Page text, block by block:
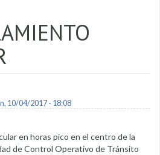
10/04/2017 - 18:08
en horas pico en el centro de la
de Control Operativo de Tránsito